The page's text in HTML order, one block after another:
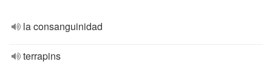
la consanguinidad
terrapins